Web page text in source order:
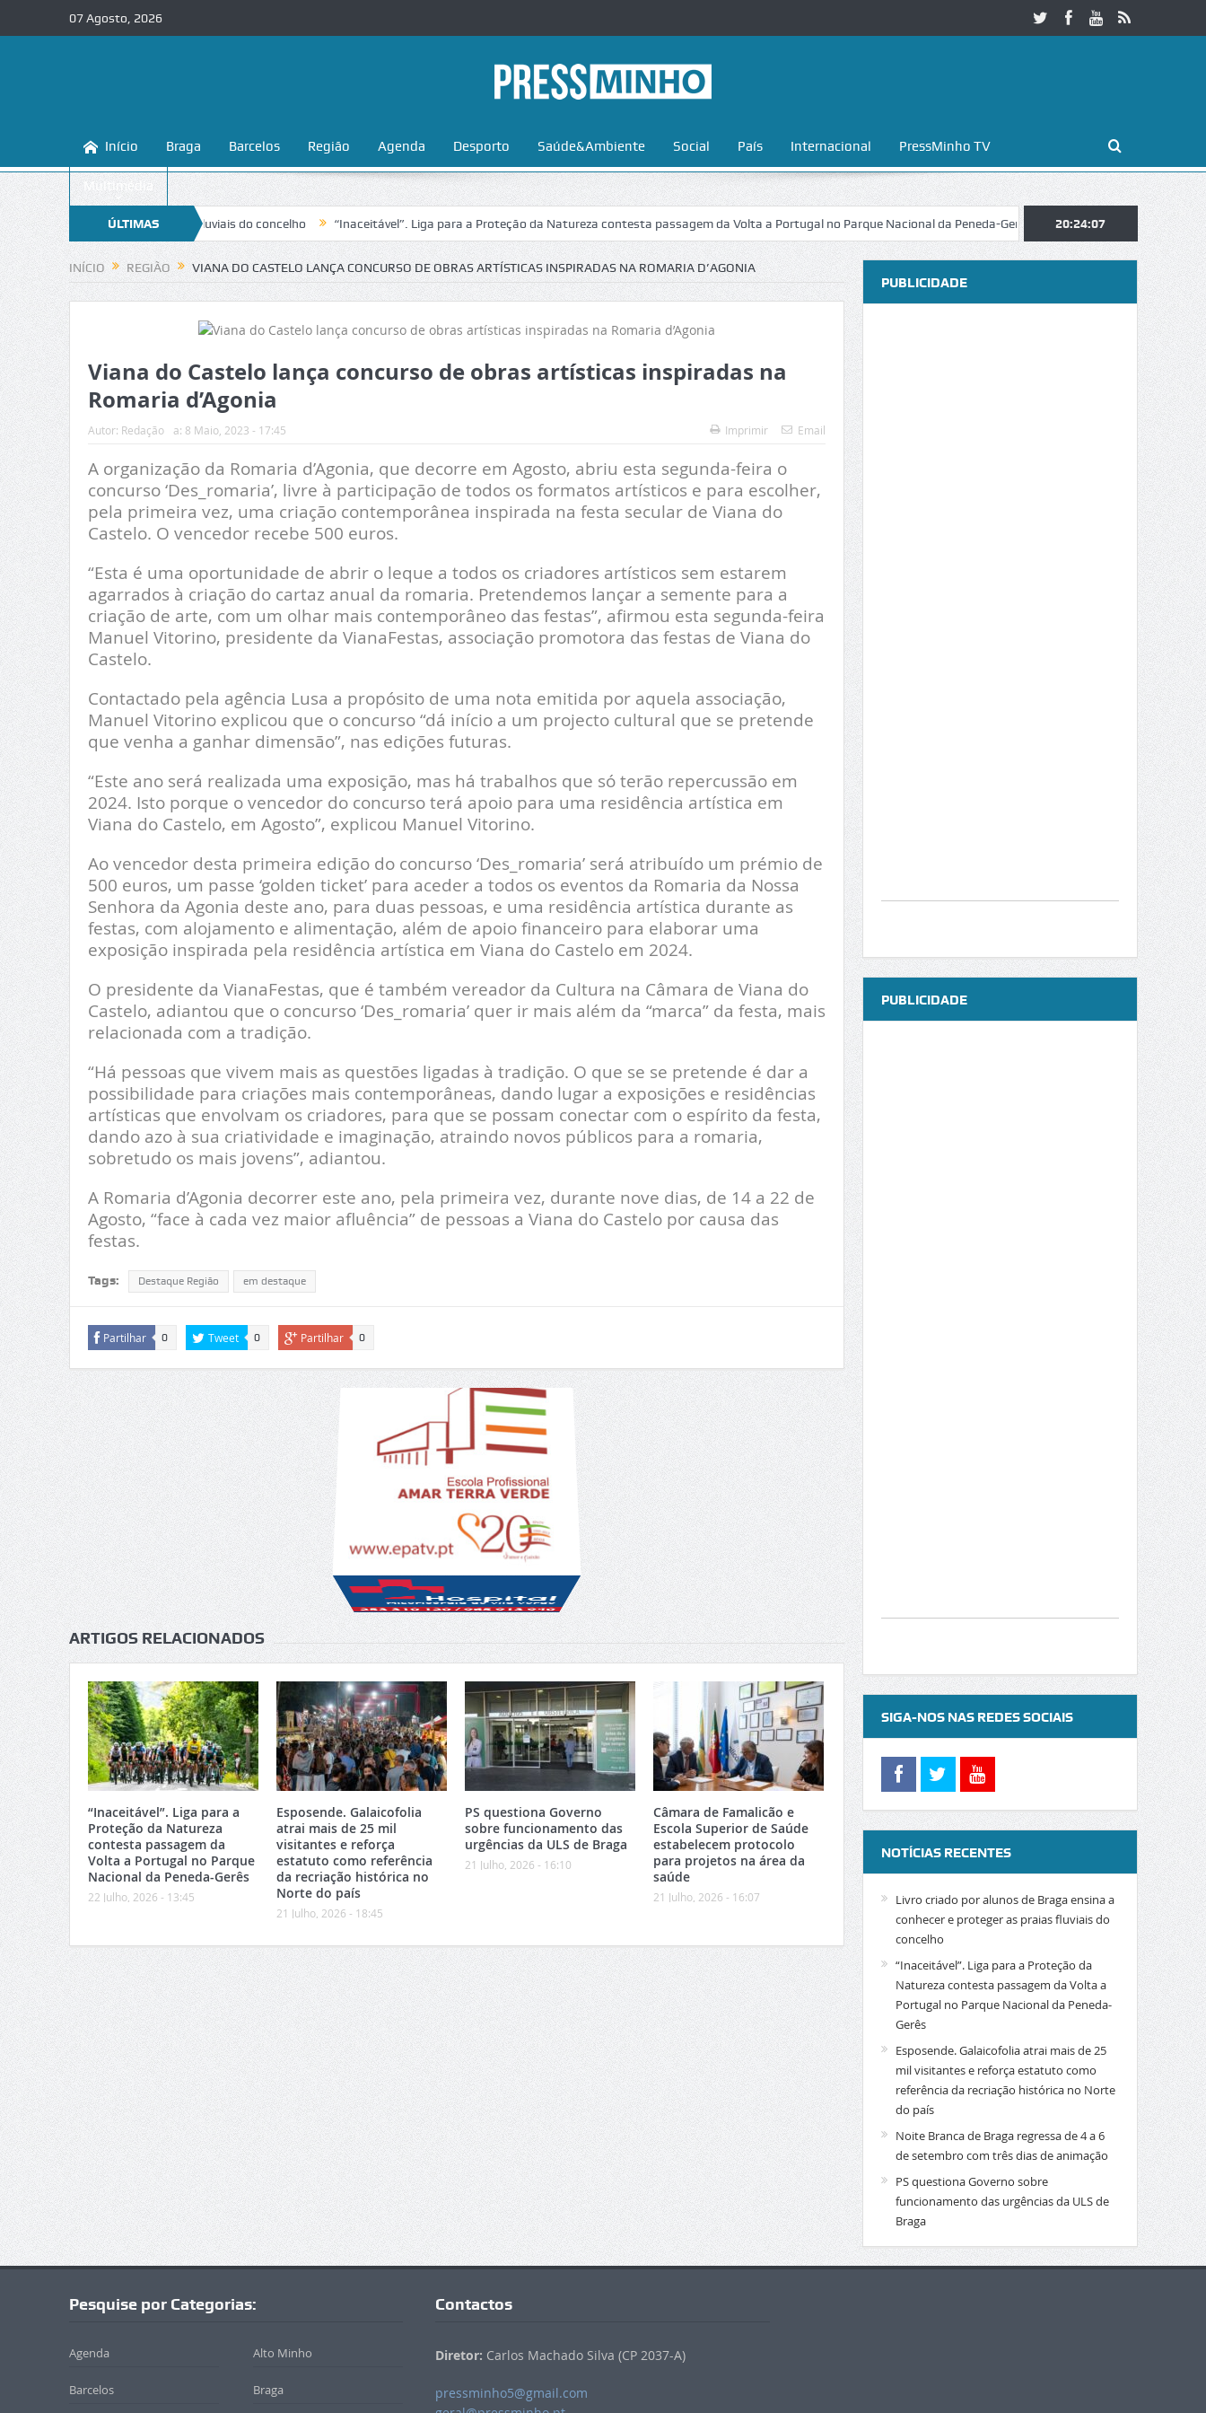
07 Agosto, 2026
Início Braga Barcelos Região Agenda Desporto Saúde&Ambiente Social País Internacional PressMinho TV
Multimédia
ÚLTIMAS
NOTÍCIAS
e proteger as praias fluviais do concelho “Inaceitável”. Liga para a Proteção da Natureza contesta passagem da Volta a Portugal no Parque Nacional da Peneda-Gerês Esposende. Galaicofolia atrai
20:24:08
INÍCIO REGIÃO VIANA DO CASTELO LANÇA CONCURSO DE OBRAS ARTÍSTICAS INSPIRADAS NA ROMARIA D’AGONIA
Viana do Castelo lança concurso de obras artísticas inspiradas na
Romaria d’Agonia
Autor: Redação a: 8 Maio, 2023 - 17:45 Imprimir Email
A organização da Romaria d’Agonia, que decorre em Agosto, abriu esta segunda-feira o
concurso ‘Des_romaria’, livre à participação de todos os formatos artísticos e para escolher,
pela primeira vez, uma criação contemporânea inspirada na festa secular de Viana do
Castelo. O vencedor recebe 500 euros.
“Esta é uma oportunidade de abrir o leque a todos os criadores artísticos sem estarem
agarrados à criação do cartaz anual da romaria. Pretendemos lançar a semente para a
criação de arte, com um olhar mais contemporâneo das festas”, afirmou esta segunda-feira
Manuel Vitorino, presidente da VianaFestas, associação promotora das festas de Viana do
Castelo.
Contactado pela agência Lusa a propósito de uma nota emitida por aquela associação,
Manuel Vitorino explicou que o concurso “dá início a um projecto cultural que se pretende
que venha a ganhar dimensão”, nas edições futuras.
“Este ano será realizada uma exposição, mas há trabalhos que só terão repercussão em
2024. Isto porque o vencedor do concurso terá apoio para uma residência artística em
Viana do Castelo, em Agosto”, explicou Manuel Vitorino.
Ao vencedor desta primeira edição do concurso ‘Des_romaria’ será atribuído um prémio de
500 euros, um passe ‘golden ticket’ para aceder a todos os eventos da Romaria da Nossa
Senhora da Agonia deste ano, para duas pessoas, e uma residência artística durante as
festas, com alojamento e alimentação, além de apoio financeiro para elaborar uma
exposição inspirada pela residência artística em Viana do Castelo em 2024.
O presidente da VianaFestas, que é também vereador da Cultura na Câmara de Viana do
Castelo, adiantou que o concurso ‘Des_romaria’ quer ir mais além da “marca” da festa, mais
relacionada com a tradição.
“Há pessoas que vivem mais as questões ligadas à tradição. O que se se pretende é dar a
possibilidade para criações mais contemporâneas, dando lugar a exposições e residências
artísticas que envolvam os criadores, para que se possam conectar com o espírito da festa,
dando azo à sua criatividade e imaginação, atraindo novos públicos para a romaria,
sobretudo os mais jovens”, adiantou.
A Romaria d’Agonia decorrer este ano, pela primeira vez, durante nove dias, de 14 a 22 de
Agosto, “face à cada vez maior afluência” de pessoas a Viana do Castelo por causa das
festas.
Tags: Destaque Região em destaque
Partilhar 0 Tweet 0 Partilhar 0
ARTIGOS RELACIONADOS
“Inaceitável”. Liga para a
Proteção da Natureza
contesta passagem da
Volta a Portugal no Parque
Nacional da Peneda-Gerês
22 Julho, 2026 - 13:45
Esposende. Galaicofolia
atrai mais de 25 mil
visitantes e reforça
estatuto como referência
da recriação histórica no
Norte do país
21 Julho, 2026 - 18:45
PS questiona Governo
sobre funcionamento das
urgências da ULS de Braga
21 Julho, 2026 - 16:10
Câmara de Famalicão e
Escola Superior de Saúde
estabelecem protocolo
para projetos na área da
saúde
21 Julho, 2026 - 16:07
PUBLICIDADE
PUBLICIDADE
SIGA-NOS NAS REDES SOCIAIS
NOTÍCIAS RECENTES
Livro criado por alunos de Braga ensina a
conhecer e proteger as praias fluviais do
concelho
“Inaceitável”. Liga para a Proteção da
Natureza contesta passagem da Volta a
Portugal no Parque Nacional da Peneda-
Gerês
Esposende. Galaicofolia atrai mais de 25
mil visitantes e reforça estatuto como
referência da recriação histórica no Norte
do país
Noite Branca de Braga regressa de 4 a 6
de setembro com três dias de animação
PS questiona Governo sobre
funcionamento das urgências da ULS de
Braga
Pesquise por Categorias:
Agenda Alto Minho
Barcelos Braga
Contactos
Diretor: Carlos Machado Silva (CP 2037-A)
pressminho5@gmail.com